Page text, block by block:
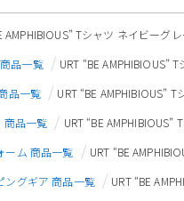
AMPHIBIOUS” Tシャツ ネイビーグ
品一覧
URT “BE AMPHIBIOUS”
品一覧
URT “BE AMPHIBIOUS”
商品一覧
URT “BE
ーム 商品一覧
URT “BE
ングギア 商品一覧
URT “BE